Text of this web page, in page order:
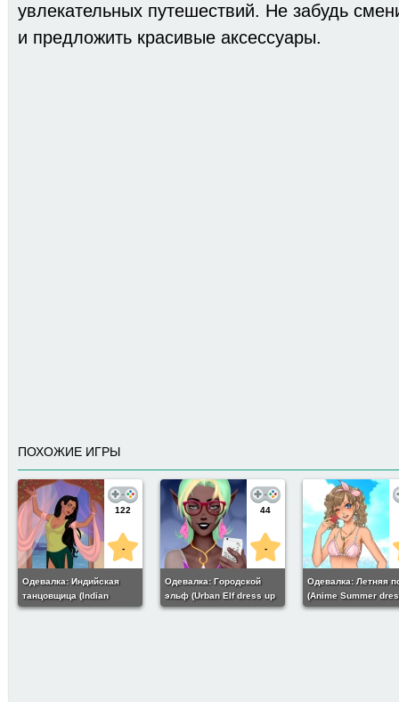
увлекательных путешествий. Не забудь
и предложить красивые аксессуары.
ПОХОЖИЕ ИГРЫ
122
-
Одевалка: Индийская
танцовщица (Indian
dancer dress up game)
44
-
Одевалка: Городской
эльф (Urban Elf dress up
game)
Одевалка: Летняя
(Anime Summer